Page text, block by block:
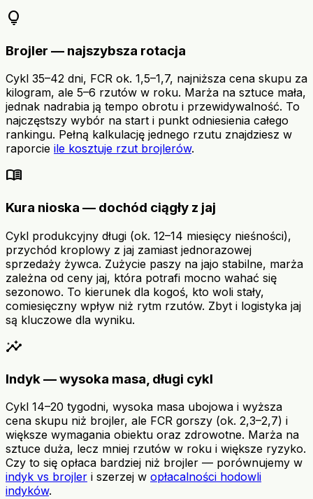
lightbulb
Brojler — najszybsza rotacja
Cykl 35–42 dni, FCR ok. 1,5–1,7, najniższa cena skupu za
kilogram, ale 5–6 rzutów w roku. Marża na sztuce mała,
jednak nadrabia ją tempo obrotu i przewidywalność. To
najczęstszy wybór na start i punkt odniesienia całego
rankingu. Pełną kalkulację jednego rzutu znajdziesz w
raporcie ile kosztuje rzut brojlerów.
menu_book
Kura nioska — dochód ciągły z jaj
Cykl produkcyjny długi (ok. 12–14 miesięcy nieśności),
przychód kroplowy z jaj zamiast jednorazowej
sprzedaży żywca. Zużycie paszy na jajo stabilne, marża
zależna od ceny jaj, która potrafi mocno wahać się
sezonowo. To kierunek dla kogoś, kto woli stały,
comiesięczny wpływ niż rytm rzutów. Zbyt i logistyka jaj
są kluczowe dla wyniku.
insights
Indyk — wysoka masa, długi cykl
Cykl 14–20 tygodni, wysoka masa ubojowa i wyższa
cena skupu niż brojler, ale FCR gorszy (ok. 2,3–2,7) i
większe wymagania obiektu oraz zdrowotne. Marża na
sztuce duża, lecz mniej rzutów w roku i większe ryzyko.
Czy to się opłaca bardziej niż brojler — porównujemy w
indyk vs brojler i szerzej w opłacalności hodowli
indyków.